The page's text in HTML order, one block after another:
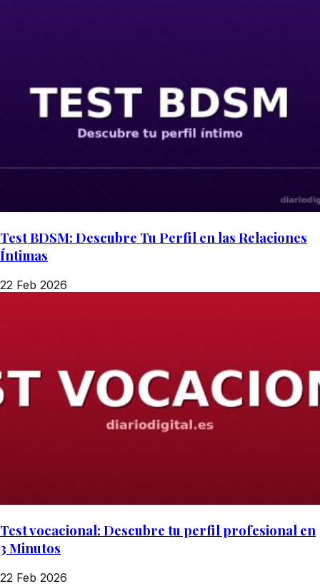
Test BDSM: Descubre Tu Perfil en las Relaciones
Íntimas
22 Feb 2026
Test vocacional: Descubre tu perfil profesional en
3 Minutos
22 Feb 2026